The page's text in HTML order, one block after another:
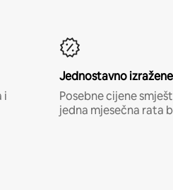
i
Jednostavno
Posebne cijene
jedna mjesečna rata